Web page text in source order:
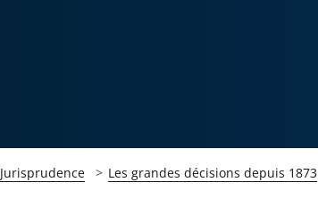
Jurisprudence Les grandes décisions depuis 1873